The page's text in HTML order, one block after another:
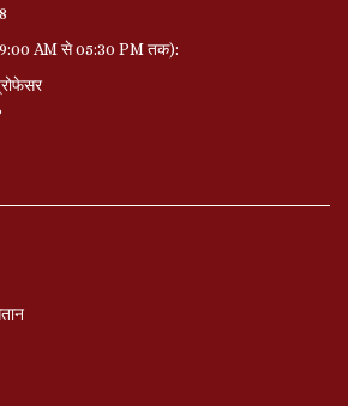
AM से 05:30 PM तक):